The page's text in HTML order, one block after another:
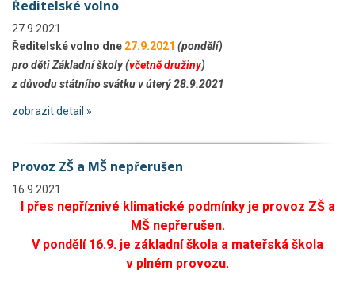
Ředitelské volno
27.9.2021
Ředitelské volno dne 27.9.2021 (pondělí)
pro děti Základní školy (včetně družiny)
z důvodu státního svátku v úterý 28.9.2021
zobrazit detail »
Provoz ZŠ a MŠ nepřerušen
16.9.2021
I přes nepříznivé klimatické podmínky je provoz ZŠ a
MŠ nepřerušen.
V pondělí 16.9. je základní škola a mateřská škola
v plném provozu.